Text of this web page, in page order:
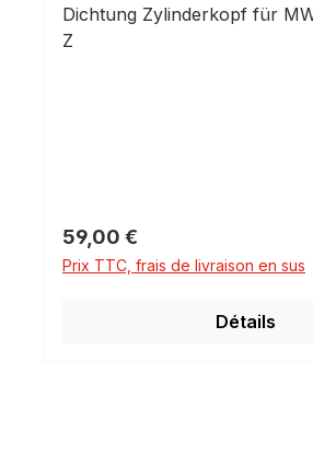
Dichtung Zylinderkopf für
Z
Prix régulier :
59,00 €
Prix TTC, frais de livraison en sus
Détails